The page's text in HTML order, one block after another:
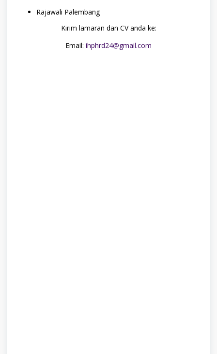
Rajawali Palembang
Kirim lamaran dan CV anda ke:
Email: ihphrd24@gmail.com